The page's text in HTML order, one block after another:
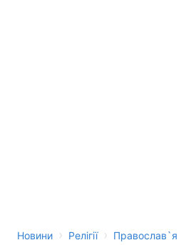
Новини › Релігії › Православ`я